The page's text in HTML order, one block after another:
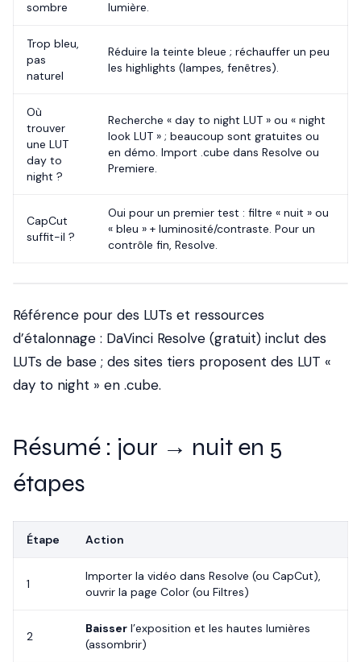
sombre lumière.
Trop bleu,
pas
naturel
Réduire la teinte bleue ; réchauffer un peu
les highlights (lampes, fenêtres).
Où
trouver
une LUT
day to
night ?
Recherche « day to night LUT » ou « night
look LUT » ; beaucoup sont gratuites ou
en démo. Import .cube dans Resolve ou
Premiere.
CapCut
suffit-il ?
Oui pour un premier test : filtre « nuit » ou
« bleu » + luminosité/contraste. Pour un
contrôle fin, Resolve.
Référence pour des LUTs et ressources
d’étalonnage : DaVinci Resolve (gratuit) inclut des
LUTs de base ; des sites tiers proposent des LUT «
day to night » en .cube.
Résumé : jour → nuit en 5
étapes
Étape Action
1
Importer la vidéo dans Resolve (ou CapCut),
ouvrir la page Color (ou Filtres)
2
Baisser l’exposition et les hautes lumières
(assombrir)